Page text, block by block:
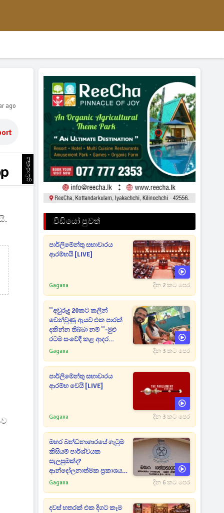
ago
ප්‍රචාරණය
වීඩියෝ පුවත්
පාර්ලිමේන්තු සභාවාරය
ආරම්භයි [LIVE]
Gagana දින 2 කට පෙර
''අවුරුදු 20කට කලින්
වෙන්වුණු ඇයව එක පාරක්
දකින්න තිබ්බා නම් ''-මුළු
රටම සංවේදී කළ ආදර
අමරණීය මතකය
Gagana දින 3 කට පෙර
පාර්ලිමේන්තු සභාවාරය
ආරම්භ වෙයි [LIVE]
Gagana දින 3 කට පෙර
මහර බන්ධනාගාරයේ ගැටුම
කිසියම් පාර්ශ්වයක
සැලසුමක්ද?
ආන්දෝලනාත්මක ප්‍රකාශයක්
එළියට [VIDEO]
Gagana දින 6 කට පෙර
දවස් හතරක් එක දිගට කෑම